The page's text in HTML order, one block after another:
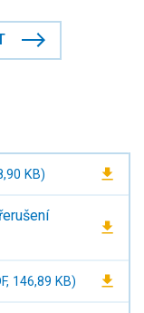
KB)
146,89 KB)